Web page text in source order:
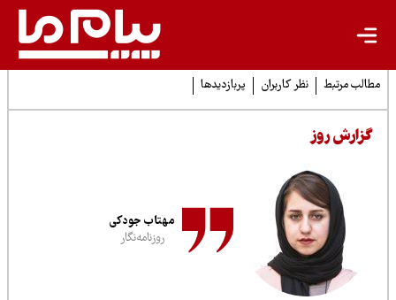
مرتبط نظر کاربران پربازدیدها
روز
مهتاب جودکی
روزنامه‌نگار